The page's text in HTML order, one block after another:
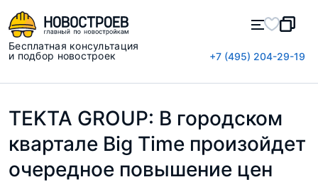
Бесплатная консультация
и подбор новостроек
+7 (495) 204-29-19
TEKTA GROUP: В городском
квартале Big Time произойдет
очередное повышение цен